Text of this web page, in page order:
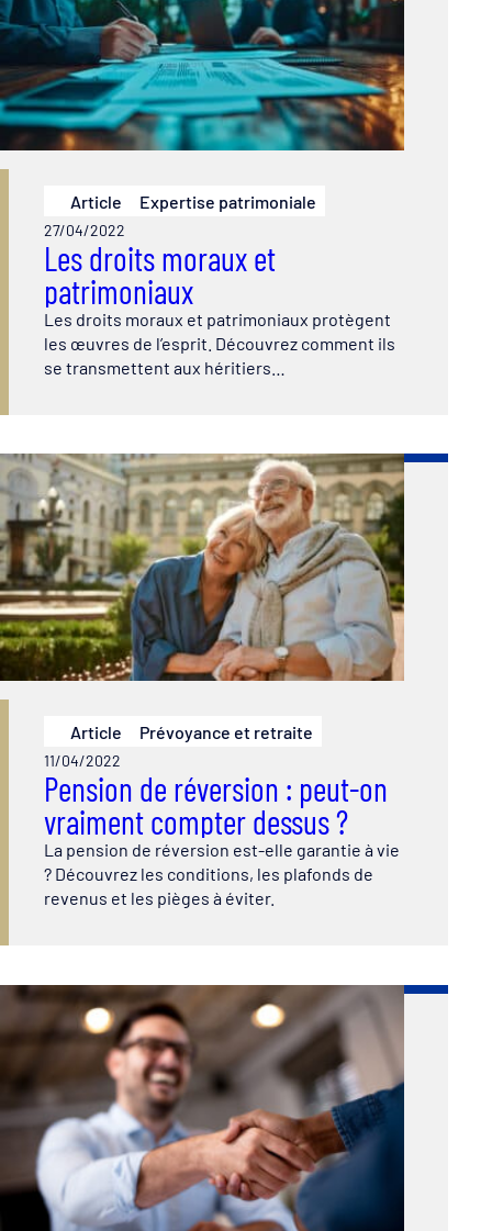
Article Expertise patrimoniale
27/04/2022
Les droits moraux et
patrimoniaux
Les droits moraux et patrimoniaux protègent
les œuvres de l’esprit. Découvrez comment ils
se transmettent aux héritiers…
Article Prévoyance et retraite
11/04/2022
Pension de réversion : peut-on
vraiment compter dessus ?
La pension de réversion est-elle garantie à vie
? Découvrez les conditions, les plafonds de
revenus et les pièges à éviter.